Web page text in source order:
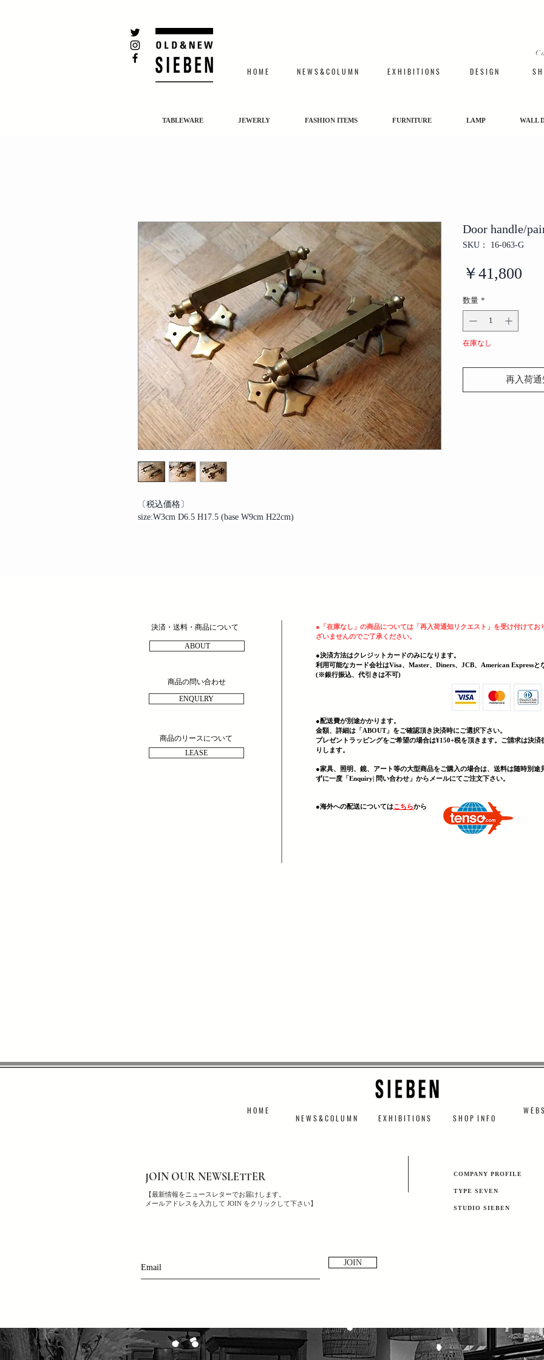
H O M E N E W S & C O L U M N ​E X H I B I T I O N S D E S I G N S H
TABLEWARE JEWERLY FASHION ITEMS FURNITURE LAMP WALL
〔税込価格〕
size:W3cm D6.5 H17.5 (base W9cm H22cm)
Door handle/
SKU： 16-063-G
￥41,800
数量 *
在庫なし
再入荷通
決済・送料・商品について
商品の問い合わせ
商品のリースについて
● 「在庫なし」の商品については「再入荷通知リクエスト」を受け付けて
ざいませんのでご了承ください。
●決済方法はクレジットカードのみになります。
利用可能なカード会社はVisa、Master、Diners、JCB、American Expressと
(​※銀行振込、代引きは不可)
●配送費が別途かかります。
金額、詳細は「ABOUT」をご確認頂き決済時にご選択下さい。
プレゼントラッピングをご希望の場合は¥150+税を頂きます。ご請求は決済
りします。
●家具、照明、鏡、 アート等の大型商品をご購入の場合は、送料は随時別
ずに一度「Enquiry| 問い合わせ」からメールにてご注文下さい。
​●海外への配送についてはこちらから
ABOUT
ENQULRY
LEASE
H O M E
N E W S & C O L U M N ​E X H I B I T I O N S S H O P I N F O
W E B
JOIN OUR NEWSLETTER
【最新情報をニュースレターでお届けします。
メールアドレスを入力して JOIN をクリックして下さい】
JOIN
​COMPANY PROFILE
TYPE SEVEN
​STUDIO SIEBEN